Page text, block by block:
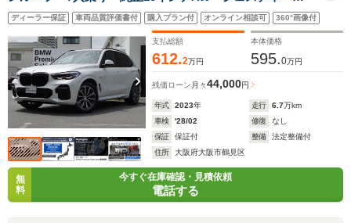
ントロール アダプティブヘッドライト ワイヤレスチ
ャージング シートヒーター ベンチレーションシー
ト 電動リアゲート 認定中古車
ディーラー保証 車両品質評価書付 購入プラン付 オンライン相談可 360°画像付
支払総額
612.2万円
本体価格
595.0万円
残価ローン 月々44,000円
年式 2023年 走行 6.7万km
車検
'28/02 修復
なし
保証
保証付 整備
法定整備付
住所
大阪府大阪市鶴見区
無
料
今すぐ在庫確認・見積依頼
電話する